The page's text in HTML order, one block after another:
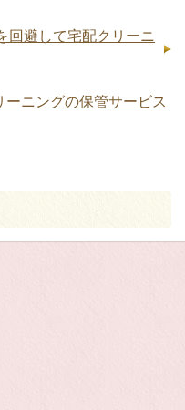
回避して宅配クリーニ
ーニングの保管サービス